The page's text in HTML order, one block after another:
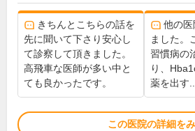
きちんとこちらの話を
先に聞いて下さり安心し
て診察して頂きました。
高飛車な医師が多い中と
ても良かったです。
他の医
ました。
習慣病の
り、
薬を出す...
この医院の詳細を